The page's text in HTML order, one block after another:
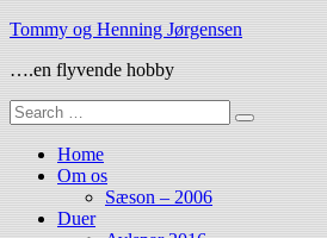
Skip
content
Tommy og Henning Jørgensen
….en flyvende hobby
Search
for:
Home
Om os
Sæson – 2006
Duer